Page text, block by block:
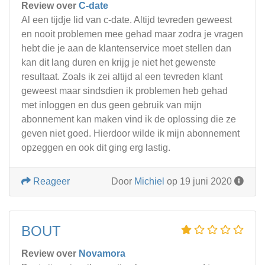
Review over C-date
Al een tijdje lid van c-date. Altijd tevreden geweest
en nooit problemen mee gehad maar zodra je vragen
hebt die je aan de klantenservice moet stellen dan
kan dit lang duren en krijg je niet het gewenste
resultaat. Zoals ik zei altijd al een tevreden klant
geweest maar sindsdien ik problemen heb gehad
met inloggen en dus geen gebruik van mijn
abonnement kan maken vind ik de oplossing die ze
geven niet goed. Hierdoor wilde ik mijn abonnement
opzeggen en ook dit ging erg lastig.
Door Michiel op 19 juni 2020
Reageer
BOUT
Review over Novamora